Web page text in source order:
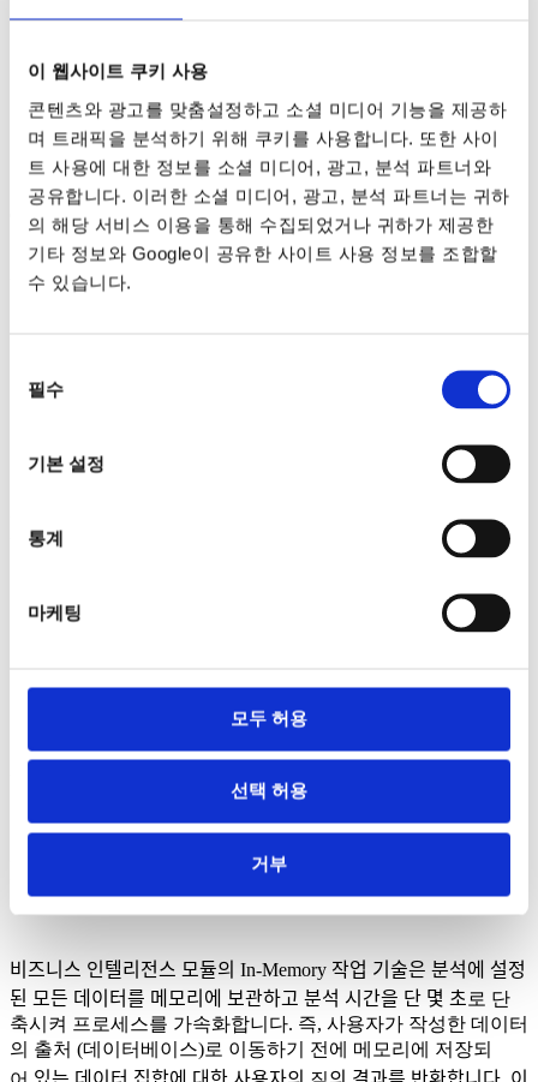
이 웹사이트 쿠키 사용
콘텐츠와 광고를 맞춤설정하고 소셜 미디어 기능을 제공하
며 트래픽을 분석하기 위해 쿠키를 사용합니다. 또한 사이
트 사용에 대한 정보를 소셜 미디어, 광고, 분석 파트너와
공유합니다. 이러한 소셜 미디어, 광고, 분석 파트너는 귀하
의 해당 서비스 이용을 통해 수집되었거나 귀하가 제공한
기타 정보와 Google이 공유한 사이트 사용 정보를 조합할
수 있습니다.
필수
기본 설정
통계
마케팅
모두 허용
선택 허용
거부
서기업의의사 결정 프로세스가
간편한 보고
OLAP테이블은 요구 사항을 충족 시키도록 설계되었으
OLAP 큐브를 디자인 할 필요없이 테이블 간의 관계를 자동으
설정합니다.
각하는
편리한 조회자료를
사용자에
결과 , 요청 자료와는
반영
기존 대시 보
수 있습니다
비즈니스 인텔리전스 모듈의 In-Memory 작업 기술은 분석에 설정
된 모든 데이터를 메모리에 보관하고 분석 시간을 단 몇 초 로 단
축시켜 프로세스를 가속화합니다. 즉, 사용자가 작성한 데이터
의 출처 (데이터베이스)로 이동하기 전에 메모리에 저장되